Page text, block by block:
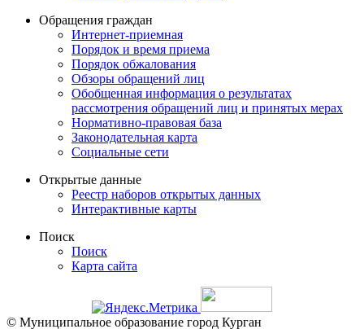
Обращения граждан
Интернет-приемная
Порядок и время приема
Порядок обжалования
Обзоры обращений лиц
Обобщенная информация о результатах
рассмотрения обращений лиц и принятых мерах
Нормативно-правовая база
Законодательная карта
Социальные сети
Открытые данные
Реестр наборов открытых данных
Интерактивные карты
Поиск
Поиск
Карта сайта
© Муниципальное образование город Курган